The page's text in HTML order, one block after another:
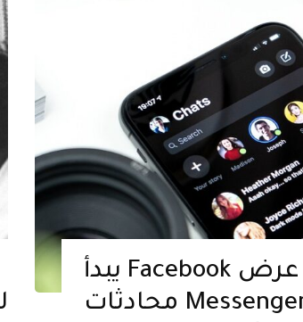
يبدأ Facebook في اختبار القدرة على عرض
محادثات Messenger داخل التطبيق